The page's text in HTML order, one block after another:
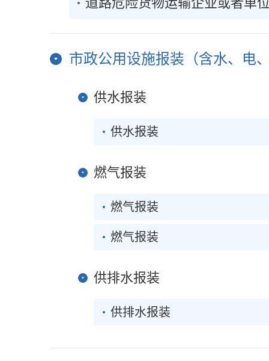
市政公用设施报装（含水、电
供水报装
供水报装
燃气报装
燃气报装
燃气报装
供排水报装
供排水报装